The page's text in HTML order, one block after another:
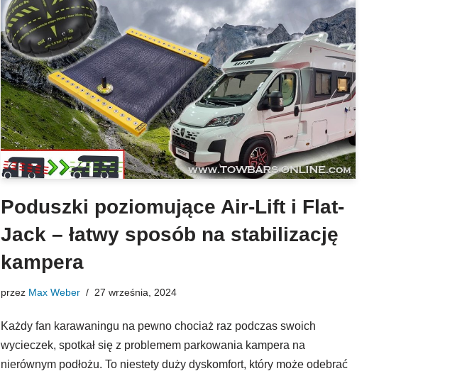
Poduszki poziomujące Air-Lift i Flat-
Jack – łatwy sposób na stabilizację
kampera
przez Max Weber 27 września, 2024
Każdy fan karawaningu na pewno chociaż raz podczas swoich
wycieczek, spotkał się z problemem parkowania kampera na
nierównym podłożu. To niestety duży dyskomfort, który może odebrać